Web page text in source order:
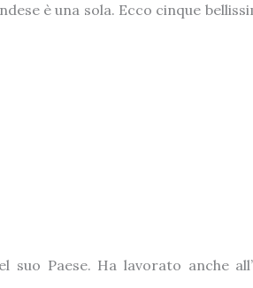
è una sola. Ecco cinque
Paese. Ha lavorato anche